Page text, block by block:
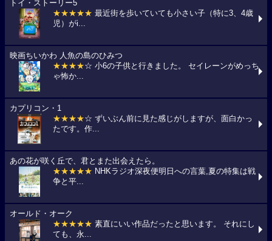
トイ・ストーリー5
★★★★★ 最近街を歩いていても小さい子（特に3、4歳
児）がi...
映画ちいかわ 人魚の島のひみつ
★★★★☆ 小6の子供と行きました。 セイレーンがめっち
ゃ怖か...
カプリコン・1
★★★★☆ ずいぶん前に見た感じがしますが、面白かっ
たです。作...
あの花が咲く丘で、君とまた出会えたら。
★★★★★ NHKラジオ深夜便明日への言葉,夏の特集は戦
争と平...
オールド・オーク
★★★★★ 素直にいい作品だったと思います。 それにし
ても、永...